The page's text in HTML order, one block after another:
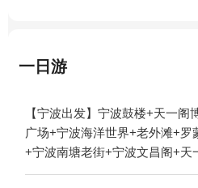
一日游
【宁波出发】宁波鼓楼+天一阁
广场+宁波海洋世界+老外滩+罗
+宁波南塘老街+宁波文昌阁+天
藏书楼1日游